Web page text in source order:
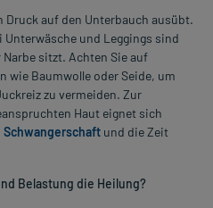
Druck auf den Unterbauch ausübt.
und Leggings sind
sitzt. Achten Sie auf
wie Baumwolle oder Seide, um
zu vermeiden. Zur
Haut eignet sich
und die Zeit
Belastung die Heilung?